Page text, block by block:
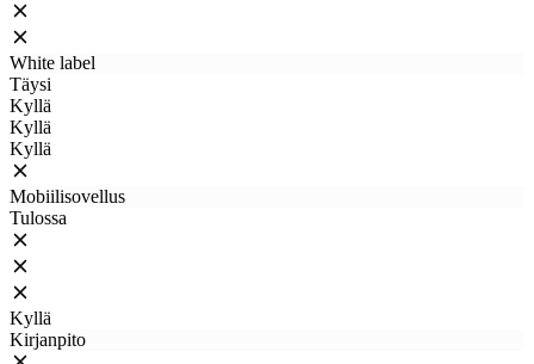
White label
Täysi
Kyllä
Kyllä
Kyllä
Mobiilisovellus
Tulossa
Kyllä
Kirjanpito